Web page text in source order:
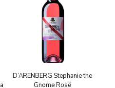
D’ARENBERG Stephanie the
Gnome Rosé